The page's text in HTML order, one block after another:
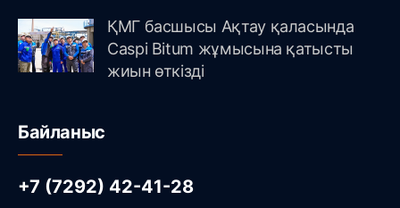
ҚМГ басшысы Ақтау қаласында
Caspi Bitum жұмысына қатысты
жиын өткізді
Байланыс
+7 (7292) 42-41-28